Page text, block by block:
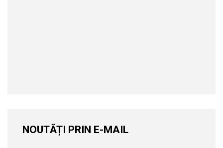
NOUTĂȚI PRIN E-MAIL